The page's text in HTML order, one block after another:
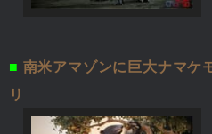
■ 南米アマゾンに巨大ナマケ
リ